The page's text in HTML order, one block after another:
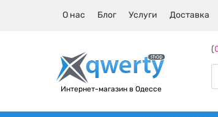
О нас Блог Услуги Доставка
Интернет-магазин в Одессе
(